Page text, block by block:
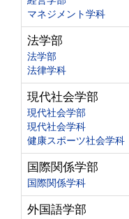
マネジメント学科
法学部
法学部
法律学科
現代社会学部
現代社会学部
現代社会学科
健康スポーツ社会学科
国際関係学部
国際関係学科
外国語学部